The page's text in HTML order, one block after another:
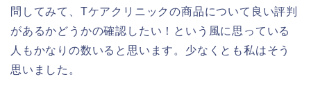
問してみて、Tケアクリニックの商品について良い評判
があるかどうかの確認したい！という風に思っている
人もかなりの数いると思います。少なくとも私はそう
思いました。